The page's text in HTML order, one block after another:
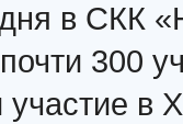
в СКК
300
участие в